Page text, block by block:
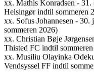
xx. Mathis Konradsen -
Helsingør indtil sommeren
xx. Sofus Johannesen -
sommeren 2026)
xx. Christian Bøje
Thisted FC indtil
xx. Musiliu Olayinka
Vendsyssel FF indtil